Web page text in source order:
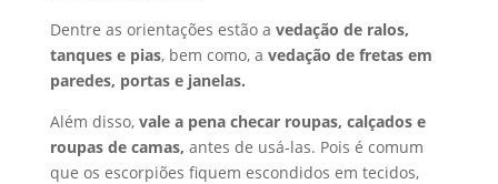
Dentre as orientações estão a vedação de ralos,
tanques e pias, bem como, a vedação de fretas em
paredes, portas e janelas.
Além disso, vale a pena checar roupas, calçados e
roupas de camas, antes de usá-las. Pois é comum
que os escorpiões fiquem escondidos em tecidos,